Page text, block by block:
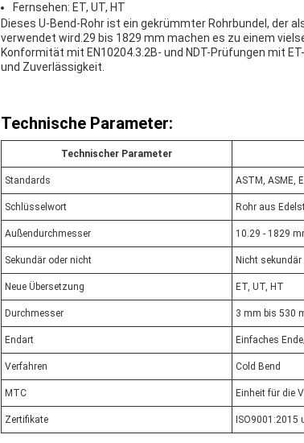
Fernsehen: ET, UT, HT
Dieses U-Bend-Rohr ist ein gekrümmter Rohrbundel, der
verwendet wird.29 bis 1829 mm machen es zu einem
Konformität mit EN10204.3.2B- und NDT-Prüfungen mit
und Zuverlässigkeit.
Technische Parameter:
Technischer Parameter
Standards ASTM, ASME,
Schlüsselwort Rohr aus
Außendurchmesser 10.29 - 1829
Sekundär oder nicht Nicht sekundär
Neue Übersetzung ET, UT, HT
Durchmesser 3 mm bis 530
Endart Einfaches
Verfahren Cold Bend
MTC Einheit für die
Zertifikate ISO9001:2015